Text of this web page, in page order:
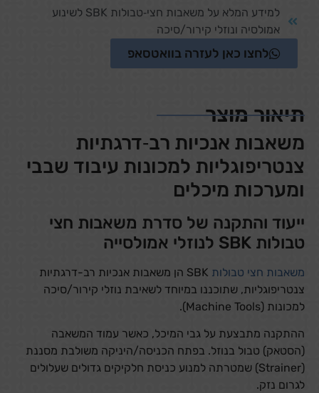
למידע המלא על משאבות חצי‑טבולות SBK לשינוע
אמולסיה ונוזלי קירור/סיכה
לחצו כאן לעזרה בוואטסאפ
תיאור מוצר
משאבות אנכיות רב‑דרגתיות
צנטריפוגליות למכונות עיבוד שבבי
ומערכות מיכלים
ייעוד והתקנה של סדרת משאבות חצי
טבולות SBK לנוזלי אמולסייה
משאבות חצי טבולות
SBK הן משאבות אנכיות רב-דרגתיות
צנטריפוגליות, שתוכננו במיוחד לשאיבת נוזלי קירור/סיכה
למכונות (Machine Tools).
ההתקנה מתבצעת על גבי המיכל, כאשר עמוד המשאבה
(הסטאק) טבול בנוזל. בפתח הכניסה/היניקה משולבת מסננת
(Strainer) שמטרתה למנוע כניסת חלקיקים גדולים שעלולים
לגרום נזק.